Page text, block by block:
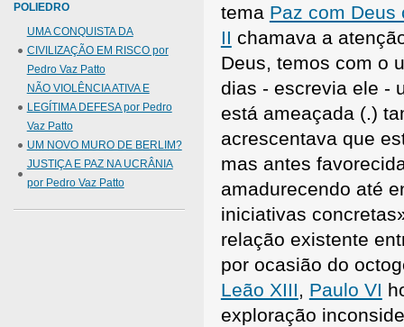
tema Paz com Deus
II chamava a
Deus, temos com o
dias - escrevia ele -
está ameaçada (.)
acrescentava que
mas antes
amadurecendo até
iniciativas
relação existente
por ocasião do
Leão XIII, Paulo VI
exploração
POLIEDRO
UMA CONQUISTA DA
CIVILIZAÇÃO EM RISCO por
Pedro Vaz Patto
NÃO VIOLÊNCIA ATIVA E
LEGÍTIMA DEFESA por Pedro
Vaz Patto
UM NOVO MURO DE BERLIM?
JUSTIÇA E PAZ NA UCRÂNIA
por Pedro Vaz Patto